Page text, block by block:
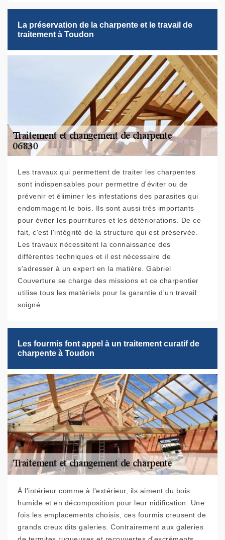
La préservation de la charpente et le travail de
traitement à Toudon
Les travaux qui permettent de traiter les charpentes
sont indispensables pour permettre d'éviter ou de
prévenir et éliminer les infestations des parasites qui
endommagent le bois. Ils sont aussi très importants
pour éviter les pourritures et les détériorations. De ce
fait, c'est l'intégrité de la structure qui est préservée.
Les travaux nécessitent la connaissance des
différentes techniques et il est nécessaire de
s'adresser à un expert en la matière. Gabriel
Couverture se charge des missions et ce charpentier
utilise tous les matériels pour la garantie d'un travail
soigné.
Les fourmis font appel à un traitement curatif de
charpente à Toudon
À l'intérieur comme à l'extérieur, ils aiment du bois
humide et en décomposition pour leur nidification. Une
fois les emplacements choisis, ces fourmis creusent de
grands creux dits galeries. Contrairement aux galeries